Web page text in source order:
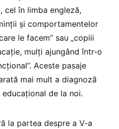
cel în limba engleză,
și comportamentelor
le facem” sau „copiii
mulți ajungând într-o
Aceste pasaje
mai mult a diagnoză
de la noi.
la partea despre a V-a